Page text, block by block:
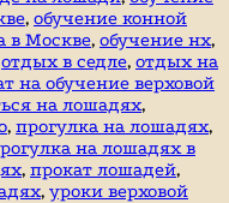
, обучение конной
в Москве, обучение нх,
отдых в седле, отдых на
на обучение верховой
на лошадях,
, прогулка на лошадях,
на лошадях в
, прокат лошадей,
, уроки верховой